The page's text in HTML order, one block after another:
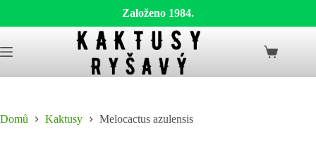
Založeno 1984.
to
content
Shopping
Domů Kaktusy Melocactus azulensis